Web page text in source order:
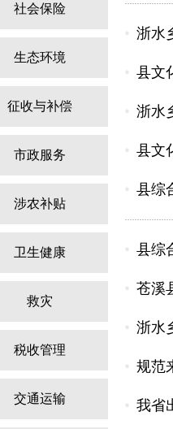
社会保险
生态环境
征收与补偿
市政服务
涉农补贴
卫生健康
救灾
税收管理
交通运输
浙水
县文
浙水
县文
县综
县综
苍溪
浙水
规范
我省